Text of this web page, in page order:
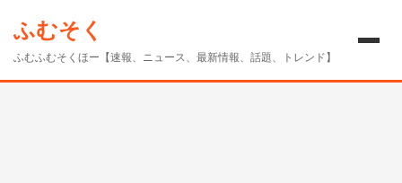
へ
ス
キ
ッ
ふむそく
ふむふむそくほー【速報、ニュース、最新情報、話題、トレンド】